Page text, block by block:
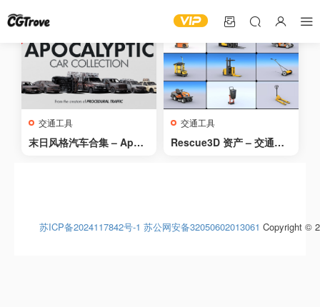
交通工具
末日风格汽车合集 – Apoc
交通工具
Rescue3D 资产 – 交通工
苏ICP备2024117842号-1 苏公网安备32050602013061 Copyright ©